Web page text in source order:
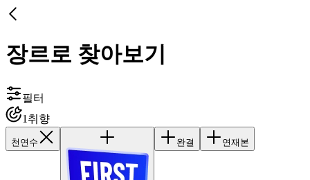
장르로 찾아보기
필터
1 취향
천연수 완결 연재본